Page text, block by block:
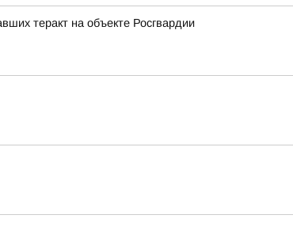
теракт на объекте Росгвардии